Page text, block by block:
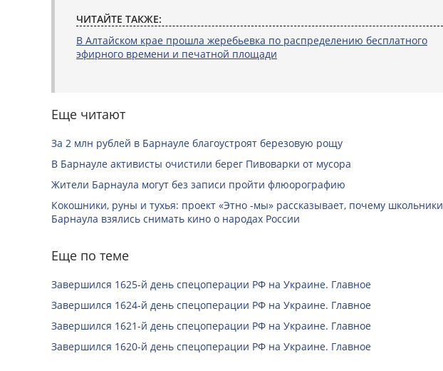
ЧИТАЙТЕ ТАКЖЕ:
В Алтайском крае прошла жеребьевка по распределению бесплатного
эфирного времени и печатной площади
Еще читают
За 2 млн рублей в Барнауле благоустроят березовую рощу
В Барнауле активисты очистили берег Пивоварки от мусора
Жители Барнаула могут без записи пройти флюорографию
Кокошники, руны и тухья: проект «Этно -мы» рассказывает, почему школьники
Барнаула взялись снимать кино о народах России
Еще по теме
Завершился 1625-й день спецоперации РФ на Украине. Главное
Завершился 1624-й день спецоперации РФ на Украине. Главное
Завершился 1621-й день спецоперации РФ на Украине. Главное
Завершился 1620-й день спецоперации РФ на Украине. Главное